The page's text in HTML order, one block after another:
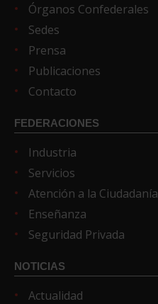
Órganos Confederales
Sedes
Prensa
Publicaciones
Contacto
FEDERACIONES
Industria
Servicios
Atención a la Ciudadanía
Enseñanza
Seguridad Privada
NOTICIAS
Actualidad